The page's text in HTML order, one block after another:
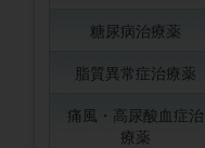
糖尿病治療薬
脂質異常症治療薬
痛風・高尿酸血症治
療薬